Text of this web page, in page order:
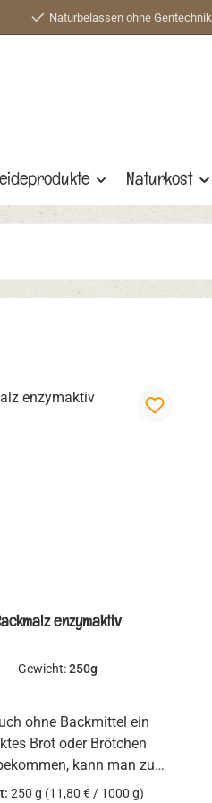
Naturbelassen ohne Gentechnik
Naturkost
enzymaktiv
Gewicht:250g
ohne Backmittel ein
Brot oder Brötchen
kann man zu
seit über hundert Jahren
250 g (11,80 € / 1000 g)